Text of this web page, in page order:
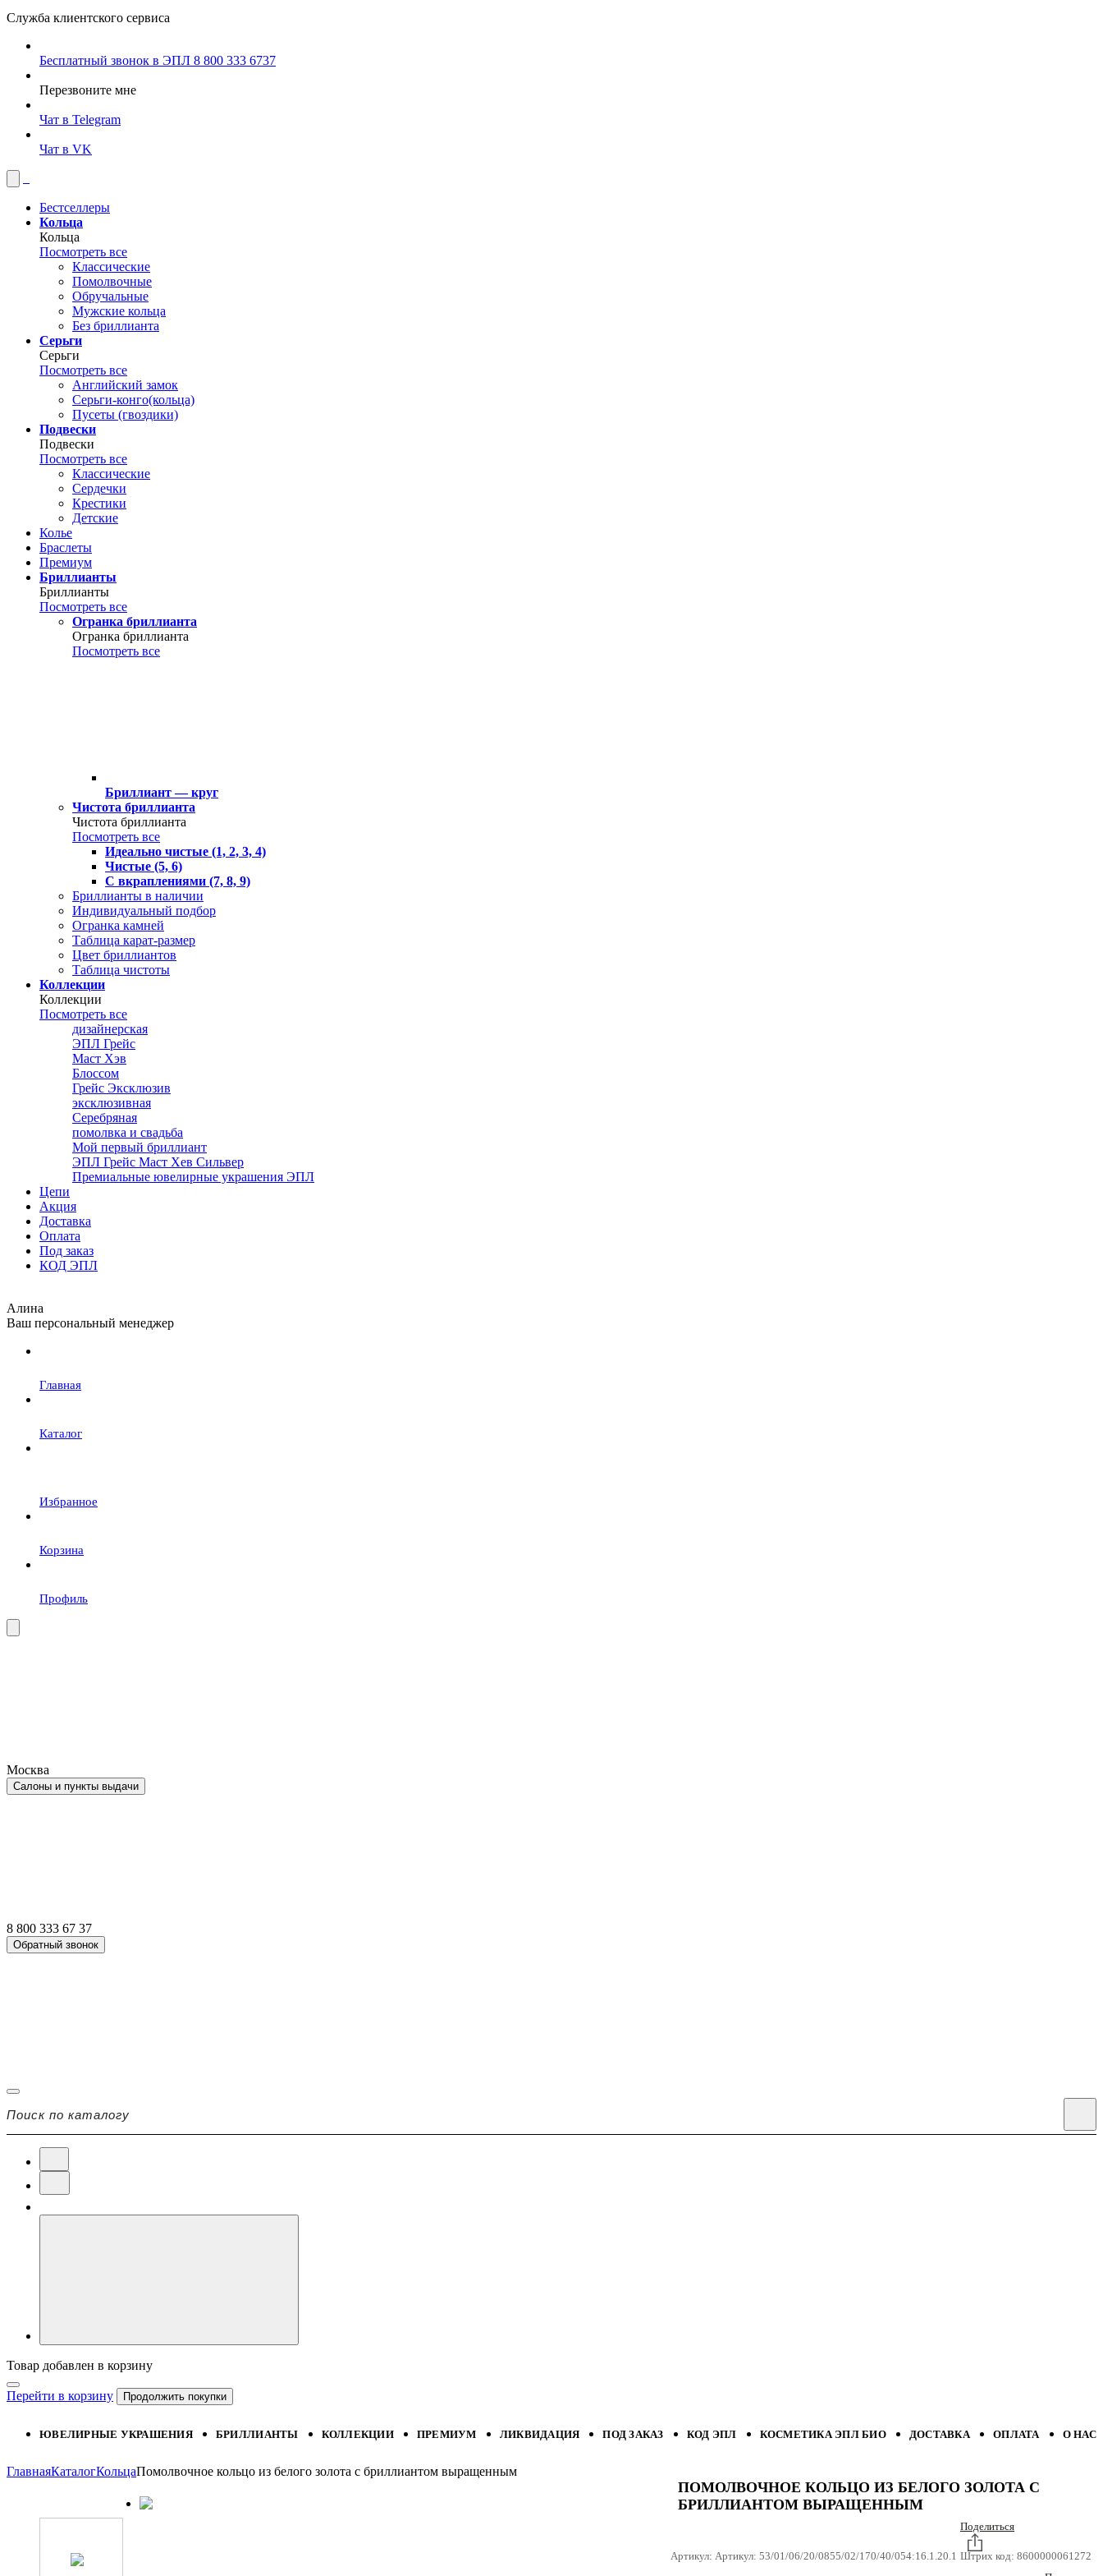
Служба клиентского сервиса
Бесплатный звонок в ЭПЛ 8 800 333 6737
Перезвоните мне
Чат в Telegram
Чат в VK
Бестселлеры
Кольца
Кольца
Посмотреть все
Классические
Помолвочные
Обручальные
Мужские кольца
Без бриллианта
Серьги
Серьги
Посмотреть все
Английский замок
Серьги-конго(кольца)
Пусеты (гвоздики)
Подвески
Подвески
Посмотреть все
Классические
Сердечки
Крестики
Детские
Колье
Браслеты
Премиум
Бриллианты
Бриллианты
Посмотреть все
Огранка бриллианта
Огранка бриллианта
Посмотреть все
Бриллиант — круг
Чистота бриллианта
Чистота бриллианта
Посмотреть все
Идеально чистые (1, 2, 3, 4)
Чистые (5, 6)
С вкраплениями (7, 8, 9)
Бриллианты в наличии
Индивидуальный подбор
Огранка камней
Таблица карат-размер
Цвет бриллиантов
Таблица чистоты
Коллекции
Коллекции
Посмотреть все
дизайнерская
ЭПЛ Грейс
Маст Хэв
Блоссом
Грейс Эксклюзив
эксклюзивная
Серебряная
помолвка и свадьба
Мой первый бриллиант
ЭПЛ Грейс Маст Хев Сильвер
Премиальные ювелирные украшения ЭПЛ
Цепи
Акция
Доставка
Оплата
Под заказ
КОД ЭПЛ
Алина
Ваш персональный менеджер
Главная
Каталог
Избранное
Корзина
Профиль
Москва
Салоны и пункты выдачи
8 800 333 67 37
Обратный звонок
Товар добавлен в корзину
Перейти в корзину Продолжить покупки
ЮВЕЛИРНЫЕ УКРАШЕНИЯ БРИЛЛИАНТЫ КОЛЛЕКЦИИ ПРЕМИУМ ЛИКВИДАЦИЯ ПОД ЗАКАЗ КОД ЭПЛ КОСМЕТИКА ЭПЛ БИО ДОСТАВКА ОПЛАТА О НАС
ГлавнаяКаталогКольцаПомолвочное кольцо из белого золота с бриллиантом выращенным
ПОМОЛВОЧНОЕ КОЛЬЦО ИЗ БЕЛОГО ЗОЛОТА С
БРИЛЛИАНТОМ ВЫРАЩЕННЫМ
Артикул: Артикул: 53/01/06/20/0855/02/170/40/054:16.1.20.1
Поделиться
Штрих код: 8600000061272